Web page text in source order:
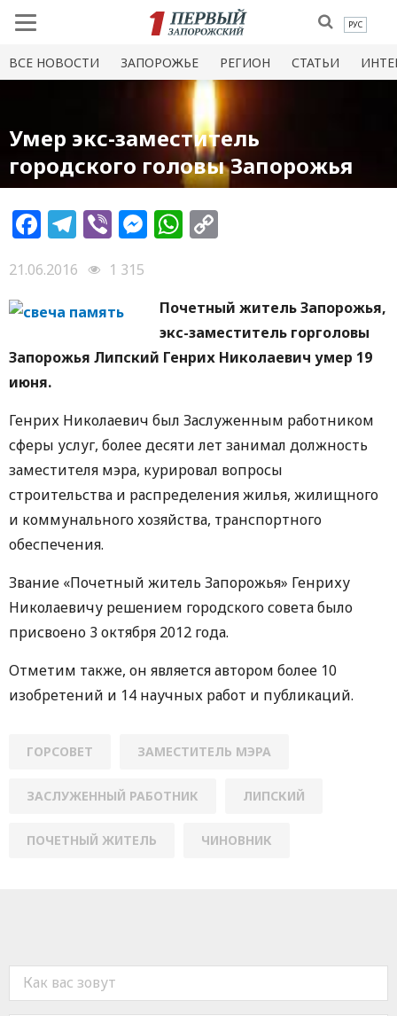
РУС
ВСЕ НОВОСТИ ЗАПОРОЖЬЕ РЕГИОН СТАТЬИ
Умер экс-заместитель
городского головы Запорожья
Facebook
Telegram
ViberMessenger
WhatsApp
21.06.2016
1 315
Почетный житель Запорожья,
экс-заместитель горголовы
Запорожья Липский Генрих Николаевич умер 19
июня.
Генрих Николаевич был Заслуженным работником
сферы услуг, более десяти лет занимал должность
заместителя мэра, курировал вопросы
строительства и распределения жилья, жилищного
и коммунального хозяйства, транспортного
обеспечения.
Звание «Почетный житель Запорожья» Генриху
Николаевичу решением городского совета было
присвоено 3 октября 2012 года.
Отметим также, он является автором более 10
изобретений и 14 научных работ и публикаций.
ГОРСОВЕТ ЗАМЕСТИТЕЛЬ МЭРА
ЗАСЛУЖЕННЫЙ РАБОТНИК ЛИПСКИЙ
ПОЧЕТНЫЙ ЖИТЕЛЬ ЧИНОВНИК